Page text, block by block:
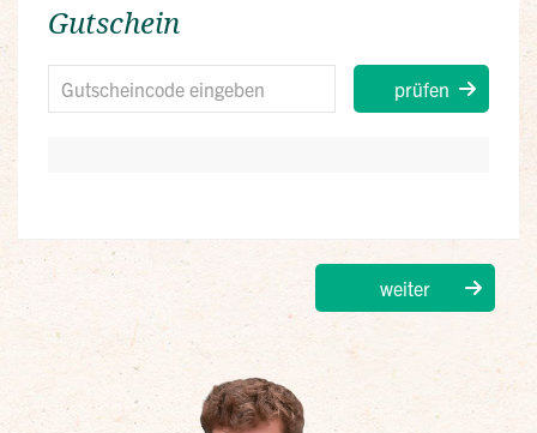
Gutschein
prüfen
weiter